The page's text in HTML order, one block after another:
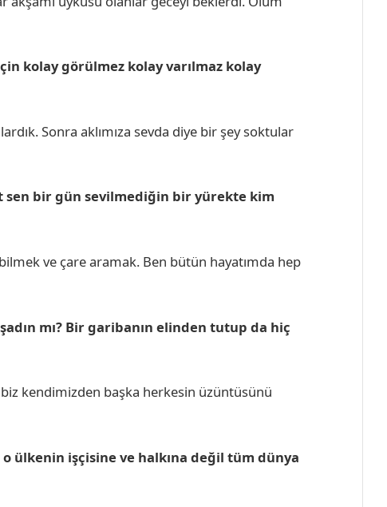
kolay görülmez kolay varılmaz kolay
Sonra aklımıza sevda diye bir şey soktular
sen bir gün sevilmediğin bir yürekte kim
ve çare aramak. Ben bütün hayatımda hep
mı? Bir garibanın elinden tutup da hiç
kendimizden başka herkesin üzüntüsünü
ülkenin işçisine ve halkına değil tüm dünya